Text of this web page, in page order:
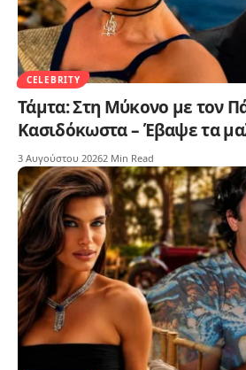
CELEBRITY
Τάμτα: Στη Μύκονο με τον
Κασιδόκωστα – Έβαψε τα
3 Αυγούστου 20262 Min Read